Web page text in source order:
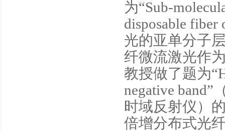
为“Sub-
disposable
光的亚单分子
纤微流激光作
教授做了题为
negative
时域反射仪）
倍增分布式光